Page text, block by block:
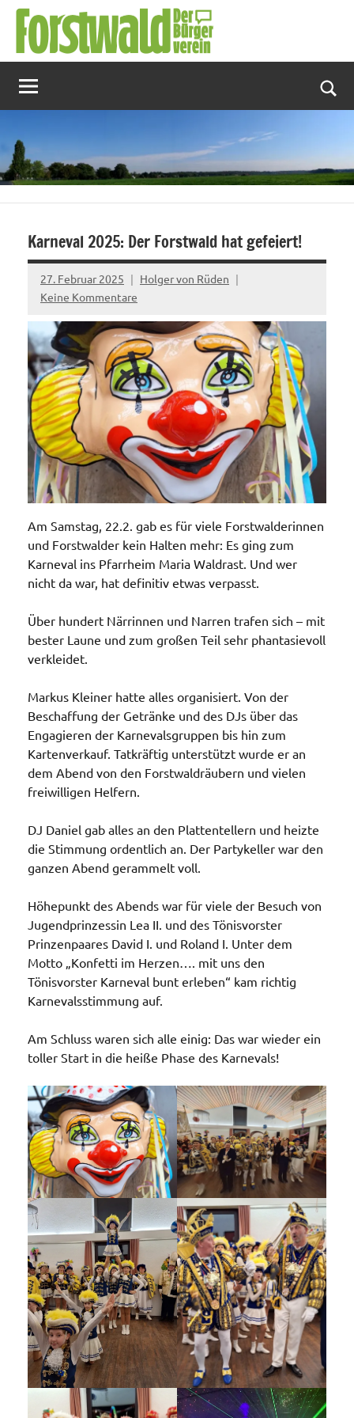
Zum
Inhalt
springen
Karneval 2025: Der Forstwald hat gefeiert!
27. Februar 2025
Holger von Rüden
Keine Kommentare
Am Samstag, 22.2. gab es für viele Forstwalderinnen
und Forstwalder kein Halten mehr: Es ging zum
Karneval ins Pfarrheim Maria Waldrast. Und wer
nicht da war, hat definitiv etwas verpasst.
Über hundert Närrinnen und Narren trafen sich – mit
bester Laune und zum großen Teil sehr phantasievoll
verkleidet.
Markus Kleiner hatte alles organisiert. Von der
Beschaffung der Getränke und des DJs über das
Engagieren der Karnevalsgruppen bis hin zum
Kartenverkauf. Tatkräftig unterstützt wurde er an
dem Abend von den Forstwaldräubern und vielen
freiwilligen Helfern.
DJ Daniel gab alles an den Plattentellern und heizte
die Stimmung ordentlich an. Der Partykeller war den
ganzen Abend gerammelt voll.
Höhepunkt des Abends war für viele der Besuch von
Jugendprinzessin Lea II. und des Tönisvorster
Prinzenpaares David I. und Roland I. Unter dem
Motto „Konfetti im Herzen…. mit uns den
Tönisvorster Karneval bunt erleben“ kam richtig
Karnevalsstimmung auf.
Am Schluss waren sich alle einig: Das war wieder ein
toller Start in die heiße Phase des Karnevals!